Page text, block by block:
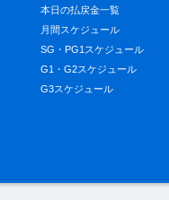
本日の払戻金一覧
月間スケジュール
SG・PG1スケジュール
G1・G2スケジュール
G3スケジュール